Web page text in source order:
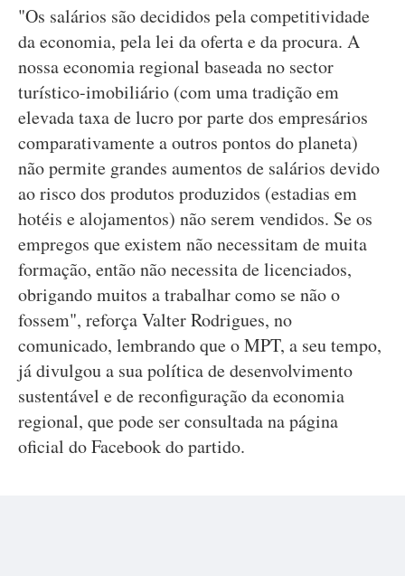
"Os salários são decididos pela competitividade
da economia, pela lei da oferta e da procura. A
nossa economia regional baseada no sector
turístico-imobiliário (com uma tradição em
elevada taxa de lucro por parte dos empresários
comparativamente a outros pontos do planeta)
não permite grandes aumentos de salários devido
ao risco dos produtos produzidos (estadias em
hotéis e alojamentos) não serem vendidos. Se os
empregos que existem não necessitam de muita
formação, então não necessita de licenciados,
obrigando muitos a trabalhar como se não o
fossem", reforça Valter Rodrigues, no
comunicado, lembrando que o MPT, a seu tempo,
já divulgou a sua política de desenvolvimento
sustentável e de reconfiguração da economia
regional, que pode ser consultada na página
oficial do Facebook do partido.